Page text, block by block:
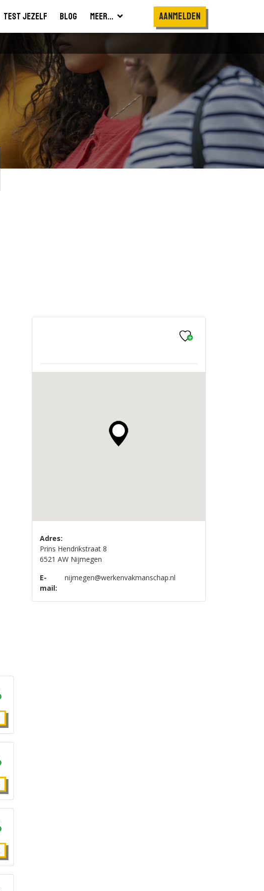
Test jezelf Blog Meer... Aanmelden
Adres:
Prins Hendrikstraat 8
6521 AW Nijmegen
E-
mail:
nijmegen@werkenvakmanschap.nl